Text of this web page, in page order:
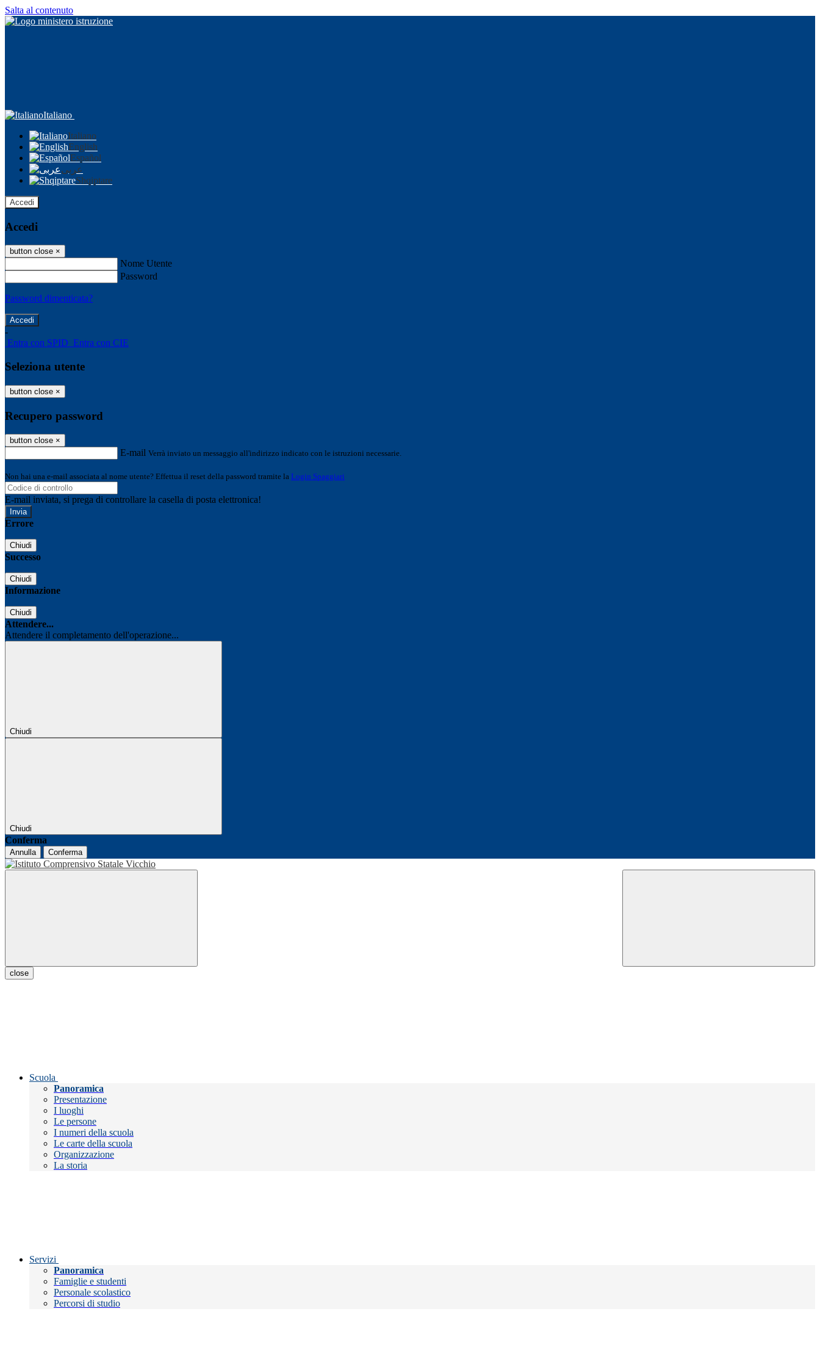
Salta al contenuto
Italiano
Italiano
English
Español
عربى
Shqiptare
Accedi
Accedi
button close ×
Nome Utente
Password
Password dimenticata?
-
Entra con SPID Entra con CIE
Seleziona utente
button close ×
Recupero password
button close ×
E-mail Verrà inviato un messaggio all'indirizzo indicato con le istruzioni necessarie.
Non hai una e-mail associata al nome utente? Effettua il reset della password tramite la Login Spaggiari
E-mail inviata, si prega di controllare la casella di posta elettronica!
Errore
Chiudi
Successo
Chiudi
Informazione
Chiudi
Attendere...
Attendere il completamento dell'operazione...
Chiudi
Chiudi
Conferma
Annulla Conferma
close
Scuola
Panoramica
Presentazione
I luoghi
Le persone
I numeri della scuola
Le carte della scuola
Organizzazione
La storia
Servizi
Panoramica
Famiglie e studenti
Personale scolastico
Percorsi di studio